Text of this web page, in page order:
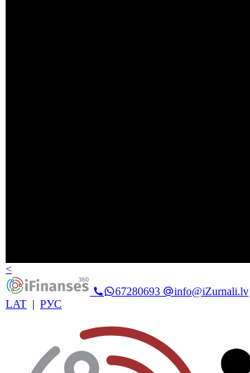
<
67280693
info@iZurnali.lv
LAT | РУС